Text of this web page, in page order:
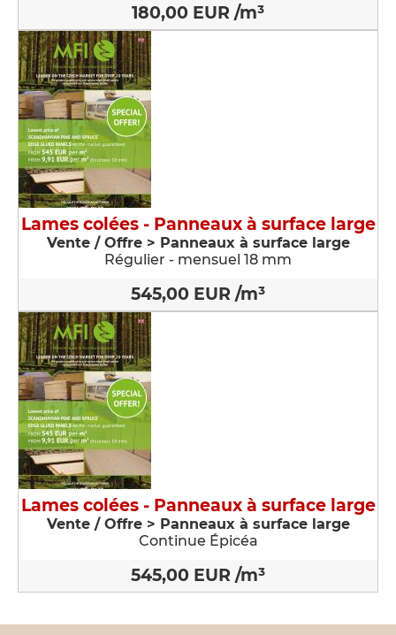
180,00 EUR /m³
Lames colées - Panneaux à surface large
Vente / Offre > Panneaux à surface large
Régulier - mensuel 18 mm
545,00 EUR /m³
Lames colées - Panneaux à surface large
Vente / Offre > Panneaux à surface large
Continue Épicéa
545,00 EUR /m³